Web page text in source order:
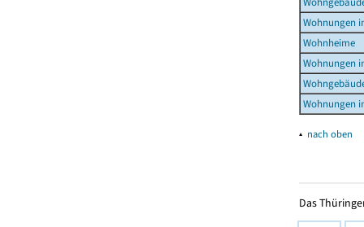
Wohnungen
Wohnheime
Wohnungen
Wohnungen
▴ nach oben
Das